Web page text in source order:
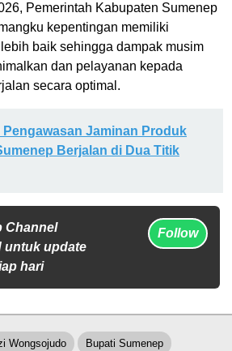
Pemerintah Kabupaten Sumenep
kepentingan memiliki
baik sehingga dampak musim
dan pelayanan kepada
secara optimal.
Pengawasan Jaminan Produk
Berjalan di Dua Titik
Channel
untuk update
hari
Follow
Wongsojudo Bupati Sumenep